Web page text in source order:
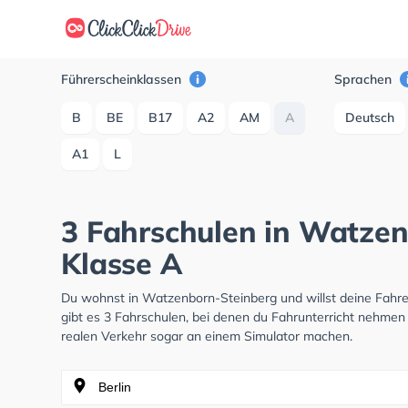
Führerscheinklassen
B BE B17 A2 AM A
A1 L
Sprachen
Deutsch
3 Fahrschulen in
Klasse A
Du wohnst in Watzenborn-Steinberg und willst deine
gibt es 3 Fahrschulen, bei denen du Fahrunterricht
realen Verkehr sogar an einem Simulator machen.